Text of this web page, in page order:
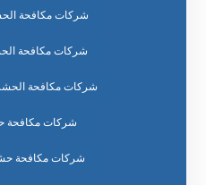
شركات مكافحة
شركات مكافحة
شركات مكافحة
شركات مكافحة
شركات مكافحة